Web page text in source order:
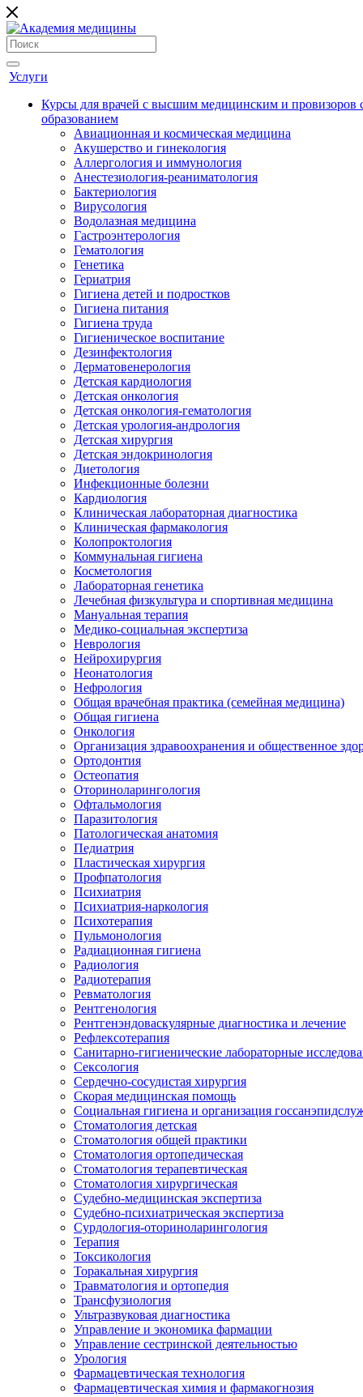
Услуги
Курсы для врачей с высшим медицинским и
образованием
Авиационная и космическая медицина
Акушерство и гинекология
Аллергология и иммунология
Анестезиология-реаниматология
Бактериология
Вирусология
Водолазная медицина
Гастроэнтерология
Гематология
Генетика
Гериатрия
Гигиена детей и подростков
Гигиена питания
Гигиена труда
Гигиеническое воспитание
Дезинфектология
Дерматовенерология
Детская кардиология
Детская онкология
Детская онкология-гематология
Детская урология-андрология
Детская хирургия
Детская эндокринология
Диетология
Инфекционные болезни
Кардиология
Клиническая лабораторная диагностика
Клиническая фармакология
Колопроктология
Коммунальная гигиена
Косметология
Лабораторная генетика
Лечебная физкультура и спортивная медицина
Мануальная терапия
Медико-социальная экспертиза
Неврология
Нейрохирургия
Неонатология
Нефрология
Общая врачебная практика (семейная медицина)
Общая гигиена
Онкология
Организация здравоохранения и общественное
Ортодонтия
Остеопатия
Оториноларингология
Офтальмология
Паразитология
Патологическая анатомия
Педиатрия
Пластическая хирургия
Профпатология
Психиатрия
Психиатрия-наркология
Психотерапия
Пульмонология
Радиационная гигиена
Радиология
Радиотерапия
Ревматология
Рентгенология
Рентгенэндоваскулярные диагностика и лечение
Рефлексотерапия
Санитарно-гигиенические лабораторные
Сексология
Сердечно-сосудистая хирургия
Скорая медицинская помощь
Социальная гигиена и организация
Стоматология детская
Стоматология общей практики
Стоматология ортопедическая
Стоматология терапевтическая
Стоматология хирургическая
Судебно-медицинская экспертиза
Судебно-психиатрическая экспертиза
Сурдология-оториноларингология
Терапия
Токсикология
Торакальная хирургия
Травматология и ортопедия
Трансфузиология
Ультразвуковая диагностика
Управление и экономика фармации
Управление сестринской деятельностью
Урология
Фармацевтическая технология
Фармацевтическая химия и фармакогнозия